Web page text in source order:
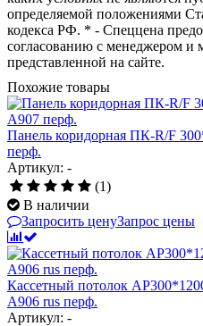
определяемой положениями
кодекса РФ. * - Спеццена
согласованию с менеджером и
представленной на сайте.
Похожие товары
Панель коридорная ПК-R/F
перф.
Артикул: -
(1)
В наличии
Запросить ценуЗапрос цены
Кассетный потолок
А906 rus перф.
Артикул: -